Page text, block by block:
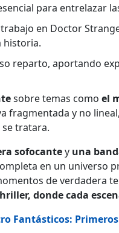
para entrelazar
en Doctor
historia.
reparto, aportando
sobre temas como el
fragmentada y no
tratara.
sofocantey una
en un universo
de verdadera
donde cada
Fantásticos: